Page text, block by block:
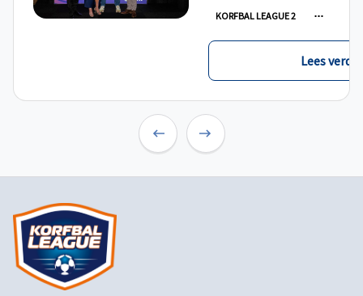
KORFBAL LEAGUE 2
Lees verder